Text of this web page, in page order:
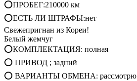
⭕ПРОБЕГ:210000 км
⭕ЕСТЬ ЛИ ШТРАФЫ:нет
Свежепригнан из Кореи!
Белый жемчуг
⭕КОМПЛЕКТАЦИЯ: полная
⭕ ПРИВОД ; задний
⭕ ВАРИАНТЫ ОБМЕНА: рассмотрю